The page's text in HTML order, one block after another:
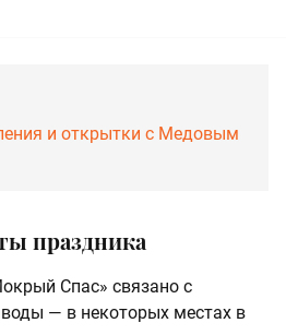
и открытки с Медовым
праздника
Спас» связано с
— в некоторых местах в